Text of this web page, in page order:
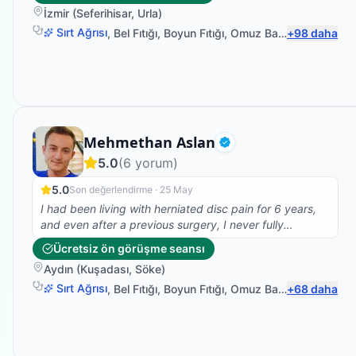
yaptırmaya devam et dedi. Ali ihsan bey e çok
teşşekkür ederim onun sayesinde ameliyattan
İzmir (Seferihisar, Urla)
Sırt Ağrısı, Bel Fıtığı, Boyun Fıtığı, Omuz Bağ Yaralanması +98daha
Mehmethan Aslan Doğrulanmış
Uzman Fizyoterapist
5.0(6 yorum)
5.0Son değerlendirme · 25 May
I had been living with herniated disc pain for 6 years,
and even after a previous surgery, I never fully
recovered. Meeting Fzt. Mehmet changed everything
for me. With his accurate diagnosis and treatment plan,
he finally relieved me of that constant pain. I am very
grateful for his professionalism and kindness. I highly
Ücretsiz ön görüşme seansı
Aydın (Kuşadası, Söke)
Sırt Ağrısı, Bel Fıtığı, Boyun Fıtığı, Omuz Bağ Yaralanması +68daha